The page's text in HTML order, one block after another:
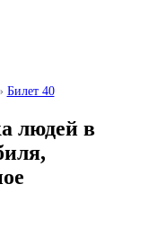
Билет 40
людей в